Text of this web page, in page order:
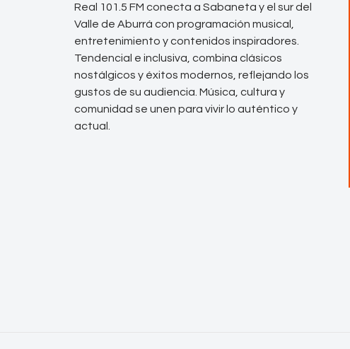
Real 101.5 FM conecta a Sabaneta y el sur del
Valle de Aburrá con programación musical,
entretenimiento y contenidos inspiradores.
Tendencial e inclusiva, combina clásicos
nostálgicos y éxitos modernos, reflejando los
gustos de su audiencia. Música, cultura y
comunidad se unen para vivir lo auténtico y
actual.